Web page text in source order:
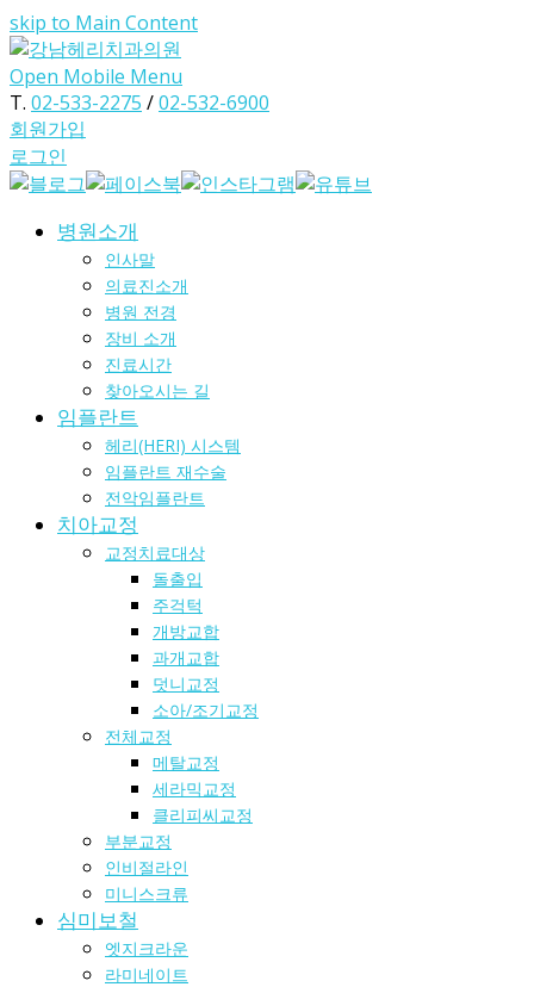
skip to Main Content
Open Mobile Menu
T. 02-533-2275 /02-532-6900
회원가입
로그인
병원소개
인사말
의료진소개
병원 전경
장비 소개
진료시간
찾아오시는 길
임플란트
헤리(HERI) 시스템
임플란트 재수술
전악임플란트
치아교정
교정치료대상
돌출입
주걱턱
개방교합
과개교합
덧니교정
소아/조기교정
전체교정
메탈교정
세라믹교정
클리피씨교정
부분교정
인비절라인
미니스크류
심미보철
엣지크라운
라미네이트